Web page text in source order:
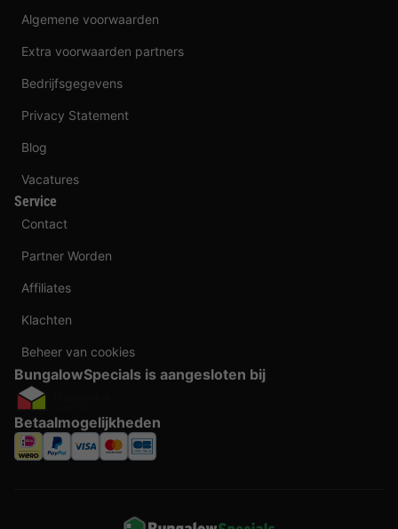
Algemene voorwaarden
Extra voorwaarden partners
Bedrijfsgegevens
Privacy Statement
Blog
Vacatures
Service
Contact
Partner Worden
Affiliates
Klachten
Beheer van cookies
BungalowSpecials is aangesloten bij
Betaalmogelijkheden